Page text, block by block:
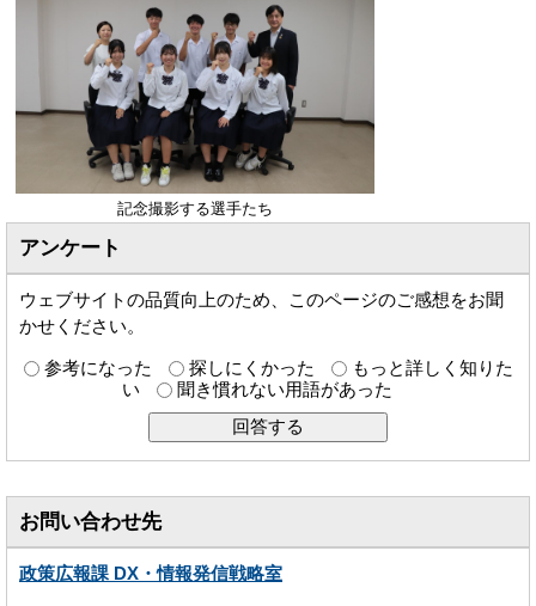
記念撮影する選手たち
アンケート
ウェブサイトの品質向上のため、このページのご感想をお聞
かせください。
参考になった 探しにくかった
もっと詳しく知りた
い
聞き慣れない用語があった
お問い合わせ先
政策広報課 DX・情報発信戦略室